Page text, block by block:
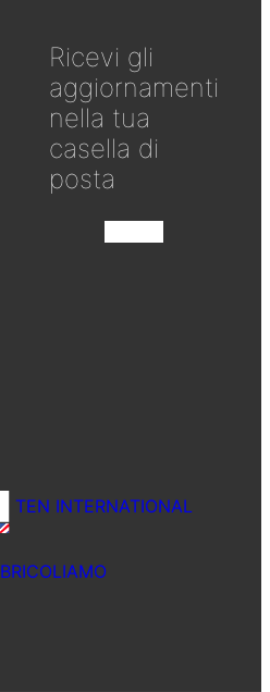
Ricevi gli
aggiornamenti
nella tua
casella di
posta
TEN INTERNATIONAL
BRICOLIAMO